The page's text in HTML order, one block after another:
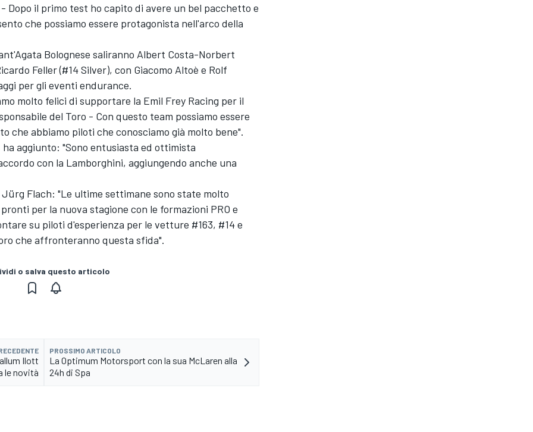
Dopo il primo test ho capito di avere un bel pacchetto e
che possiamo essere protagonista nell'arco della
Bolognese saliranno Albert Costa-Norbert
Feller (#14 Silver), con Giacomo Altoè e Rolf
per gli eventi endurance.
molto felici di supportare la Emil Frey Racing per il
del Toro - Con questo team possiamo essere
che abbiamo piloti che conosciamo già molto bene".
aggiunto: "Sono entusiasta ed ottimista
con la Lamborghini, aggiungendo anche una
Flach: "Le ultime settimane sono state molto
per la nuova stagione con le formazioni PRO e
su piloti d'esperienza per le vetture #163, #14 e
che affronteranno questa sfida".
o salva questo articolo
Ilott
le novità
PROSSIMO ARTICOLO
La Optimum Motorsport con la sua McLaren alla
24h di Spa